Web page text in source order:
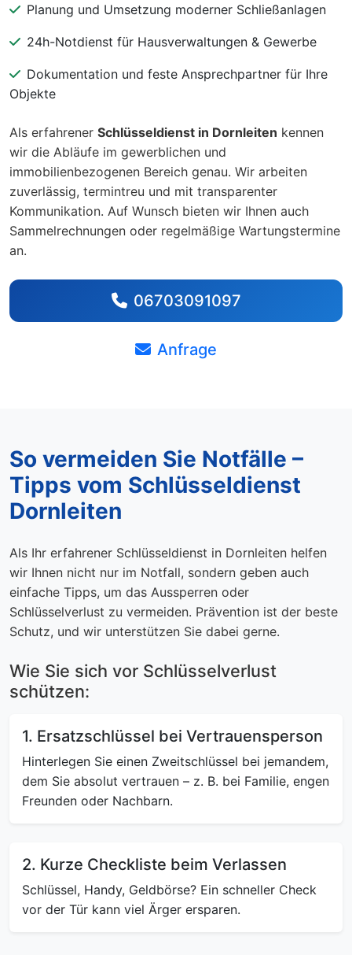
Planung und Umsetzung moderner Schließanlagen
24h-Notdienst für Hausverwaltungen & Gewerbe
Dokumentation und feste Ansprechpartner für Ihre
Objekte
Als erfahrener Schlüsseldienst in Dornleiten kennen
wir die Abläufe im gewerblichen und
immobilienbezogenen Bereich genau. Wir arbeiten
zuverlässig, termintreu und mit transparenter
Kommunikation. Auf Wunsch bieten wir Ihnen auch
Sammelrechnungen oder regelmäßige Wartungstermine
an.
06703091097
Anfrage
So vermeiden Sie Notfälle –
Tipps vom Schlüsseldienst
Dornleiten
Als Ihr erfahrener Schlüsseldienst in Dornleiten helfen
wir Ihnen nicht nur im Notfall, sondern geben auch
einfache Tipps, um das Aussperren oder
Schlüsselverlust zu vermeiden. Prävention ist der beste
Schutz, und wir unterstützen Sie dabei gerne.
Wie Sie sich vor Schlüsselverlust
schützen:
1. Ersatzschlüssel bei Vertrauensperson
Hinterlegen Sie einen Zweitschlüssel bei jemandem,
dem Sie absolut vertrauen – z. B. bei Familie, engen
Freunden oder Nachbarn.
2. Kurze Checkliste beim Verlassen
Schlüssel, Handy, Geldbörse? Ein schneller Check
vor der Tür kann viel Ärger ersparen.